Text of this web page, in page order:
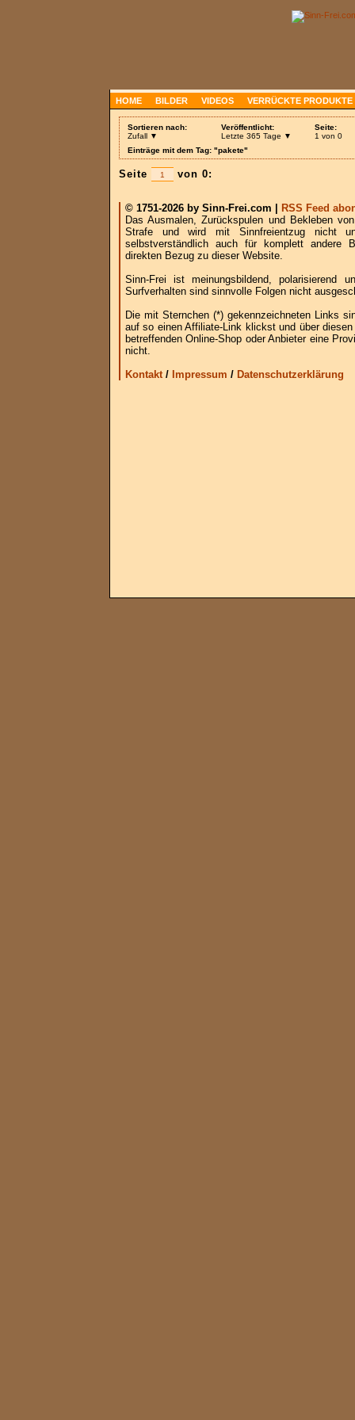
HOME BILDER VIDEOS VERRÜCKTE PRODUKTE
Sortieren nach:
Zufall ▼
Veröffentlicht:
Letzte 365 Tage ▼
Seite:
1 von 0
Einträge mit dem Tag: "pakete"
Seite von 0:
© 1751-2026 by Sinn-Frei.com |
RSS Feed
Das Ausmalen, Zurückspulen und Bekleben
Strafe und wird mit Sinnfreientzug nicht
selbstverständlich auch für komplett andere
direkten Bezug zu dieser Website.
Sinn-Frei ist meinungsbildend, polarisierend
Surfverhalten sind sinnvolle Folgen nicht
Die mit Sternchen (*) gekennzeichneten Links
auf so einen Affiliate-Link klickst und über
betreffenden Online-Shop oder Anbieter eine
nicht.
Kontakt/ Impressum / Datenschutzerklärung